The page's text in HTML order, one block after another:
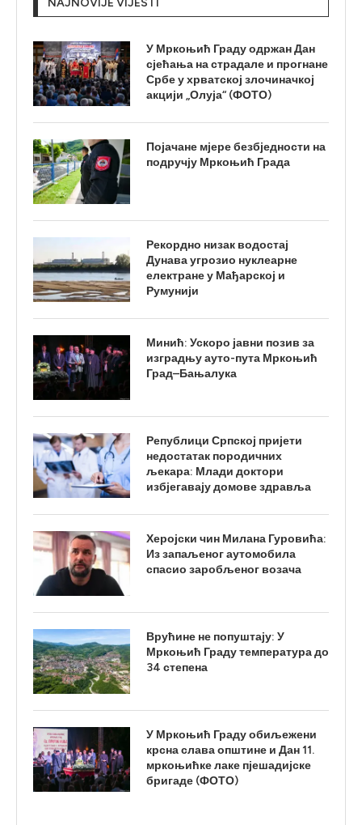
NAJNOVIJE VIJESTI
У Мркоњић Граду одржан Дан
сјећања на страдале и прогнане
Србе у хрватској злочиначкој
акцији „Олуја“ (ФОТО)
Појачане мјере безбједности на
подручју Мркоњић Града
Рекордно низак водостај
Дунава угрозио нуклеарне
електране у Мађарској и
Румунији
Минић: Ускоро јавни позив за
изградњу ауто-пута Мркоњић
Град–Бањалука
Републици Српској пријети
недостатак породичних
љекара: Млади доктори
избјегавају домове здравља
Херојски чин Милана Гуровића:
Из запаљеног аутомобила
спасио заробљеног возача
Врућине не попуштају: У
Мркоњић Граду температура до
34 степена
У Мркоњић Граду обиљежени
крсна слава општине и Дан 11.
мркоњићке лаке пјешадијске
бригаде (ФОТО)